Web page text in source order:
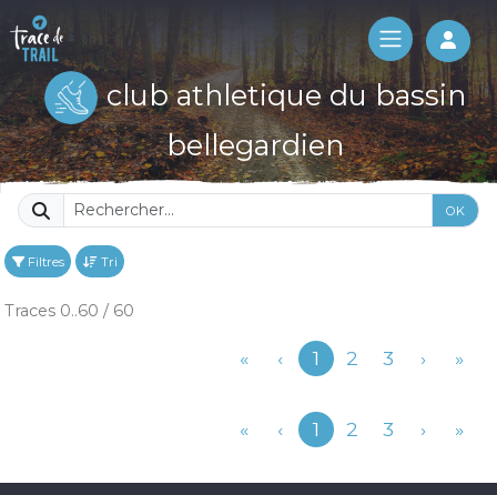
Log
club athletique du bassin
bellegardien
OK
Filtres Tri
Traces 0..60 / 60
« ‹Précédent
1 2 3 › »
« ‹Précédent
1 2 3 › »